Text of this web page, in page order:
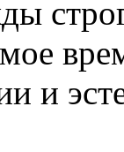
и